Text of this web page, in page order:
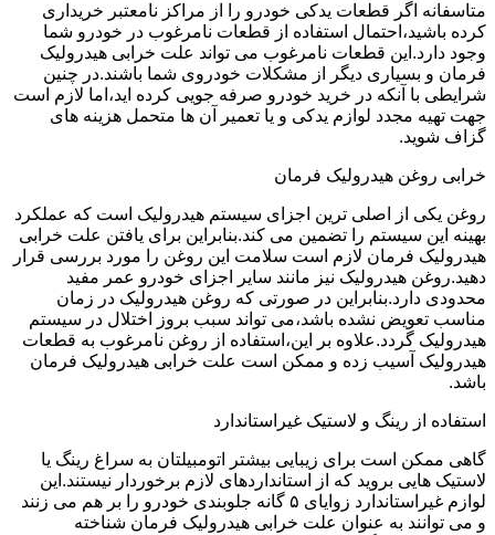
متاسفانه اگر قطعات یدکی خودرو را از مراکز نامعتبر خریداری
کرده باشید،احتمال استفاده از قطعات نامرغوب در خودرو شما
وجود دارد.این قطعات نامرغوب می تواند علت خرابی هیدرولیک
فرمان و بسیاری دیگر از مشکلات خودروی شما باشند.در چنین
شرایطی با آنکه در خرید خودرو صرفه جویی کرده اید،اما لازم است
جهت تهیه مجدد لوازم یدکی و یا تعمیر آن ها متحمل هزینه های
گزاف شوید.
خرابی روغن هیدرولیک فرمان
روغن یکی از اصلی ترین اجزای سیستم هیدرولیک است که عملکرد
بهینه این سیستم را تضمین می کند.بنابراین برای یافتن علت خرابی
هیدرولیک فرمان لازم است سلامت این روغن را مورد بررسی قرار
دهید.روغن هیدرولیک نیز مانند سایر اجزای خودرو عمر مفید
محدودی دارد.بنابراین در صورتی که روغن هیدرولیک در زمان
مناسب تعویض نشده باشد،می تواند سبب بروز اختلال در سیستم
هیدرولیک گردد.علاوه بر این،استفاده از روغن نامرغوب به قطعات
هیدرولیک آسیب زده و ممکن است علت خرابی هیدرولیک فرمان
باشد.
استفاده از رینگ و لاستیک غیراستاندارد
گاهی ممکن است برای زیبایی بیشتر اتومبیلتان به سراغ رینگ یا
لاستیک هایی بروید که از استانداردهای لازم برخوردار نیستند.این
لوازم غیراستاندارد زوایای ۵ گانه جلوبندی خودرو را بر هم می زنند
و می توانند به عنوان علت خرابی هیدرولیک فرمان شناخته